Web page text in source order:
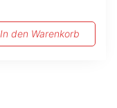
In den Warenkorb